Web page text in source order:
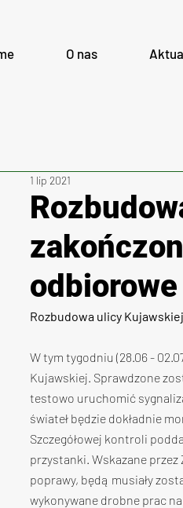
O nas
odbiorowe
1 lip 2021
Rozbudowa ulicy
W tym tygodniu (28.06 -
Kujawskiej. Sprawdzone
testowo uruchomić
świateł będzie dokładnie
Szczegółowej kontroli
przystanki. Wskazane przez
poprawy, będą musiały
wykonywane drobne prac